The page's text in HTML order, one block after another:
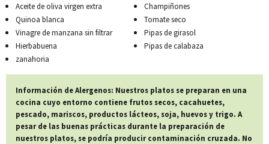
Aceite de oliva virgen extra
Quinoa blanca
Vinagre de manzana sin filtrar
Hierbabuena
zanahoria
Champiñones
Tomate seco
Pipas de girasol
Pipas de calabaza
Información de Alergenos: Nuestros platos se preparan en una
cocina cuyo entorno contiene frutos secos, cacahuetes,
pescado, mariscos, productos lácteos, soja, huevos y trigo. A
pesar de las buenas prácticas durante la preparación de
nuestros platos, se podría producir contaminación cruzada. No